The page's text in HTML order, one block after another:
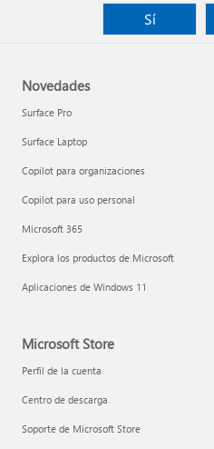
Sí
Novedades
Surface Pro
Surface Laptop
Copilot para organizaciones
Copilot para uso personal
Microsoft 365
Explora los productos de Microsoft
Aplicaciones de Windows 11
Microsoft Store
Perfil de la cuenta
Centro de descarga
Soporte de Microsoft Store